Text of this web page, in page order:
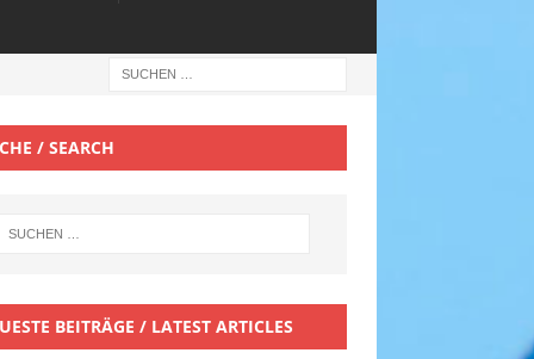
/ SEARCH
BEITRÄGE / LATEST ARTICLES